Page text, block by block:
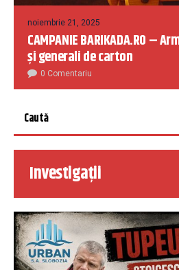
noiembrie 21, 2025
CAMPANIE BARIKADA.RO –
și generali de carton
0 Comentariu
Investigații